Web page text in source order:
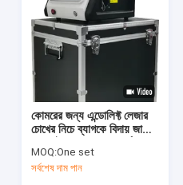
কোমরের জন্য এন্ডোলিফ্ট লেজার
চোখের নিচে ব্যাগকে বিদায় জানায়
MOQ:One set
সর্বশেষ দাম পান